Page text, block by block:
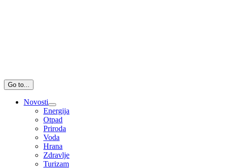
Go to...
Novosti
Energija
Otpad
Priroda
Voda
Hrana
Zdravlje
Turizam